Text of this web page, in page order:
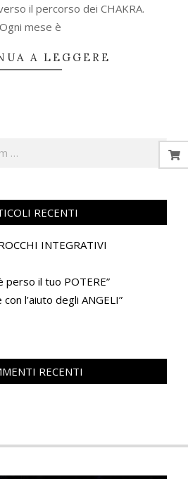
il percorso dei CHAKRA.
Ogni mese è
A LEGGERE
RECENTI
INTEGRATIVI
perso il tuo POTERE”
l’aiuto degli ANGELI”
RECENTI